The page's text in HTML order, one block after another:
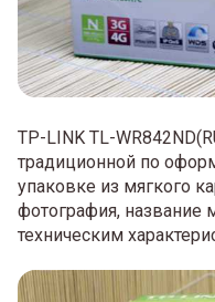
TP-LINK TL-
традиционной по
упаковке из мягкого
фотография, название
техническим